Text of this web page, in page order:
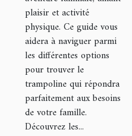
plaisir et activité
physique. Ce guide vous
aidera à naviguer parmi
les différentes options
pour trouver le
trampoline qui répondra
parfaitement aux besoins
de votre famille.
Découvrez les...